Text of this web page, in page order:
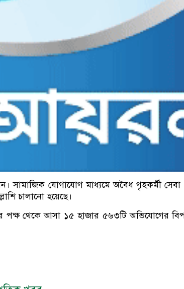
সামাজিক যোগাযোগ মাধ্যমে অবৈধ গৃহকর্মী সেবা
চালানো হয়েছে।
পক্ষ থেকে আসা ১৫ হাজার ৫৬৩টি অভিযোগের